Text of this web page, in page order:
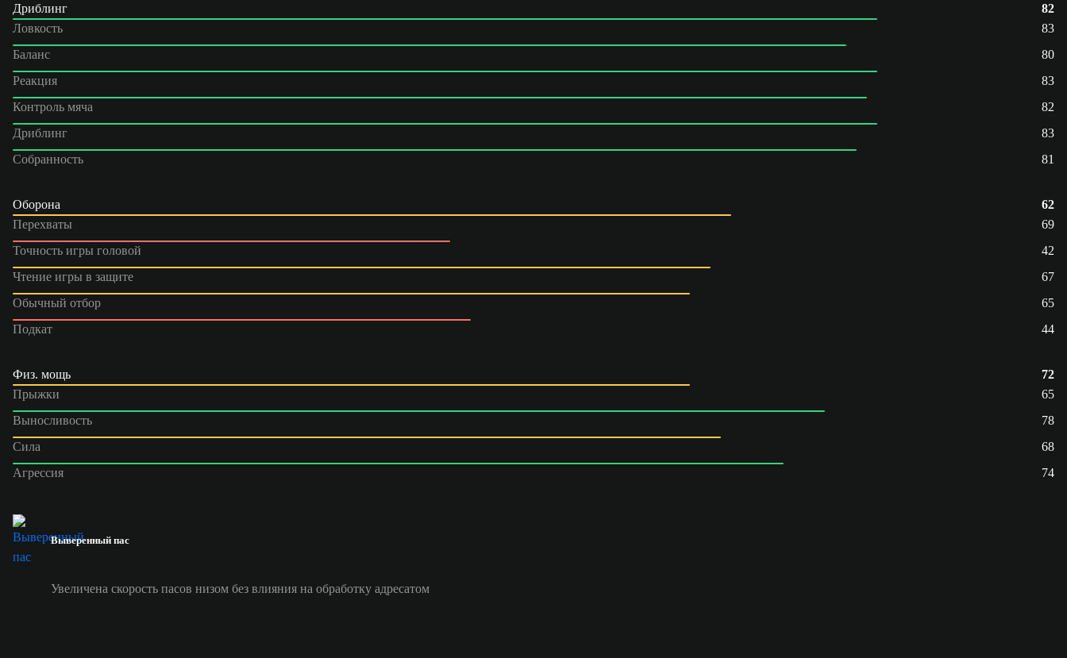
Дриблинг
82
Ловкость
83
Баланс
80
Реакция
83
Контроль мяча
82
Дриблинг
83
Собранность
81
Оборона
62
Перехваты
69
Точность игры головой
42
Чтение игры в защите
67
Обычный отбор
65
Подкат
44
Физ. мощь
72
Прыжки
65
Выносливость
78
Сила
68
Агрессия
74
Выверенный пас
Увеличена скорость пасов низом без влияния на обработку адресатом